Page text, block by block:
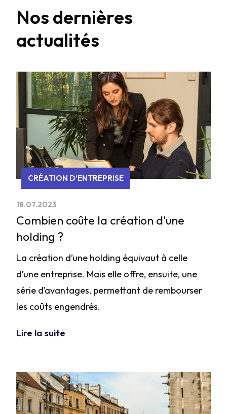
Nos dernières
actualités
CRÉATION D’ENTREPRISE
18.07.2023
Combien coûte la création d'une
holding ?
La création d’une holding équivaut à celle
d’une entreprise. Mais elle offre, ensuite, une
série d’avantages, permettant de rembourser
les coûts engendrés.
Lire la suite